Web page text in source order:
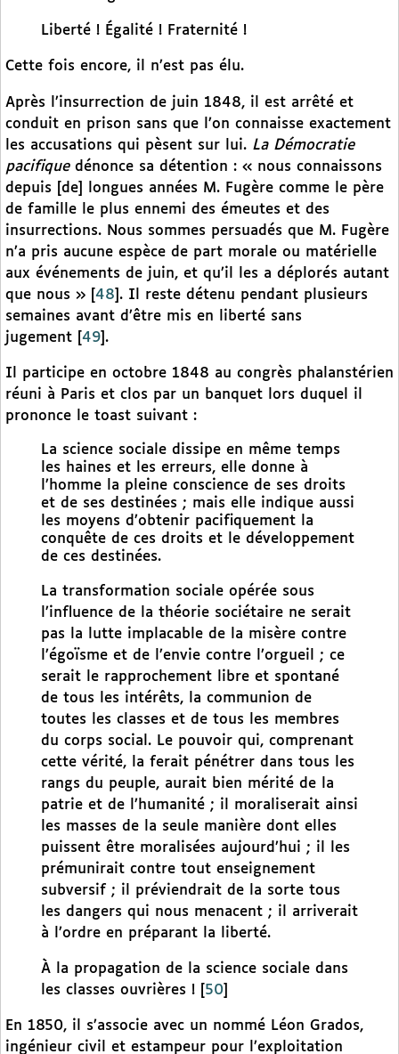
Liberté ! Égalité ! Fraternité !
Cette fois encore, il n’est pas élu.
Après l’insurrection de juin 1848, il est arrêté et
conduit en prison sans que l’on connaisse exactement
les accusations qui pèsent sur lui. La Démocratie
pacifique dénonce sa détention : « nous connaissons
depuis [de] longues années M. Fugère comme le père
de famille le plus ennemi des émeutes et des
insurrections. Nous sommes persuadés que M. Fugère
n’a pris aucune espèce de part morale ou matérielle
aux événements de juin, et qu’il les a déplorés autant
que nous »
48 . Il reste détenu pendant plusieurs
semaines avant d’être mis en liberté sans
jugement
49 .
Il participe en octobre 1848 au congrès phalanstérien
réuni à Paris et clos par un banquet lors duquel il
prononce le toast suivant :
La science sociale dissipe en même temps
les haines et les erreurs, elle donne à
l’homme la pleine conscience de ses droits
et de ses destinées ; mais elle indique aussi
les moyens d’obtenir pacifiquement la
conquête de ces droits et le développement
de ces destinées.
La transformation sociale opérée sous
l’influence de la théorie sociétaire ne serait
pas la lutte implacable de la misère contre
l’égoïsme et de l’envie contre l’orgueil ; ce
serait le rapprochement libre et spontané
de tous les intérêts, la communion de
toutes les classes et de tous les membres
du corps social. Le pouvoir qui, comprenant
cette vérité, la ferait pénétrer dans tous les
rangs du peuple, aurait bien mérité de la
patrie et de l’humanité ; il moraliserait ainsi
les masses de la seule manière dont elles
puissent être moralisées aujourd’hui ; il les
prémunirait contre tout enseignement
subversif ; il préviendrait de la sorte tous
les dangers qui nous menacent ; il arriverait
à l’ordre en préparant la liberté.
À la propagation de la science sociale dans
les classes ouvrières !
50
En 1850, il s’associe avec un nommé Léon Grados,
ingénieur civil et estampeur pour l’exploitation